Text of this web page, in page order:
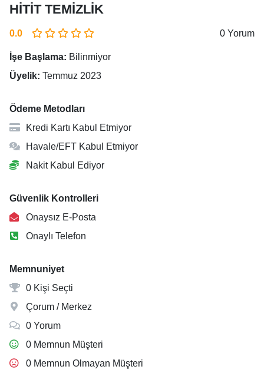
HİTİT TEMİZLİK
0.0 0 Yorum
İşe Başlama: Bilinmiyor
Üyelik: Temmuz 2023
Ödeme Metodları
Kredi Kartı Kabul Etmiyor
Havale/EFT Kabul Etmiyor
Nakit Kabul Ediyor
Güvenlik Kontrolleri
Onaysız E-Posta
Onaylı Telefon
Memnuniyet
0 Kişi Seçti
Çorum / Merkez
0 Yorum
0 Memnun Müşteri
0 Memnun Olmayan Müşteri